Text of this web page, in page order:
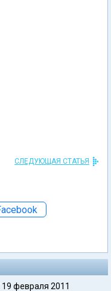
СЛЕДУЮЩАЯ СТАТЬЯ
19 февраля 2011